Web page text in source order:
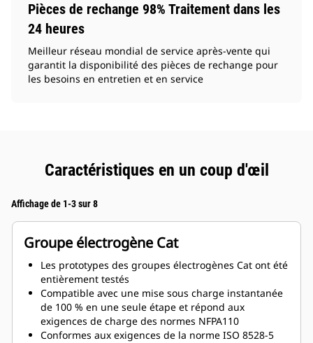
Pièces de rechange 98% Traitement dans les
24 heures
Meilleur réseau mondial de service après-vente qui
garantit la disponibilité des pièces de rechange pour
les besoins en entretien et en service
Caractéristiques en un coup d'œil
Affichage de 1-3 sur 8
Groupe électrogène Cat
Les prototypes des groupes électrogènes Cat ont été
entièrement testés
Compatible avec une mise sous charge instantanée
de 100 % en une seule étape et répond aux
exigences de charge des normes NFPA110
Conformes aux exigences de la norme ISO 8528-5